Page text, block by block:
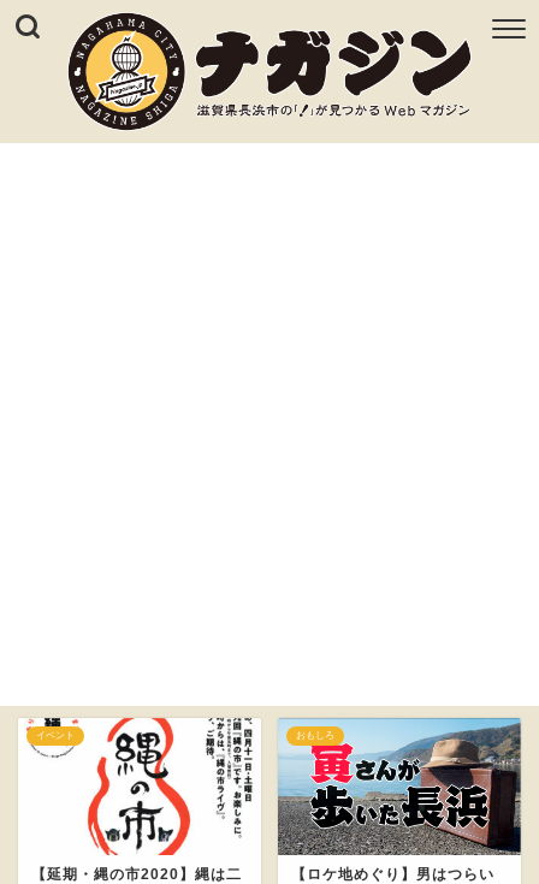
イベント
【延期・縄の市2020】縄は二
おもしろ
【ロケ地めぐり】男はつらい